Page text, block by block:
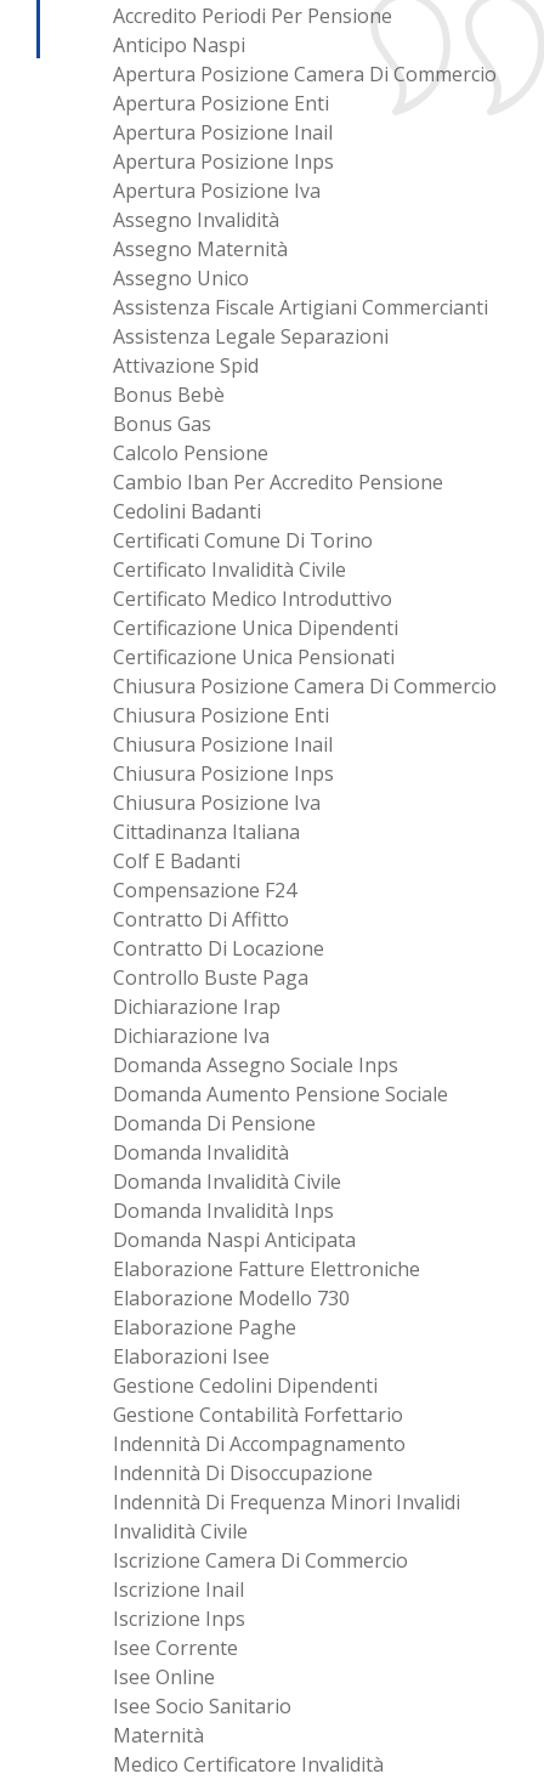
Accredito Periodi Per Pensione
Anticipo Naspi
Apertura Posizione Camera Di Commercio
Apertura Posizione Enti
Apertura Posizione Inail
Apertura Posizione Inps
Apertura Posizione Iva
Assegno Invalidità
Assegno Maternità
Assegno Unico
Assistenza Fiscale Artigiani Commercianti
Assistenza Legale Separazioni
Attivazione Spid
Bonus Bebè
Bonus Gas
Calcolo Pensione
Cambio Iban Per Accredito Pensione
Cedolini Badanti
Certificati Comune Di Torino
Certificato Invalidità Civile
Certificato Medico Introduttivo
Certificazione Unica Dipendenti
Certificazione Unica Pensionati
Chiusura Posizione Camera Di Commercio
Chiusura Posizione Enti
Chiusura Posizione Inail
Chiusura Posizione Inps
Chiusura Posizione Iva
Cittadinanza Italiana
Colf E Badanti
Compensazione F24
Contratto Di Affitto
Contratto Di Locazione
Controllo Buste Paga
Dichiarazione Irap
Dichiarazione Iva
Domanda Assegno Sociale Inps
Domanda Aumento Pensione Sociale
Domanda Di Pensione
Domanda Invalidità
Domanda Invalidità Civile
Domanda Invalidità Inps
Domanda Naspi Anticipata
Elaborazione Fatture Elettroniche
Elaborazione Modello 730
Elaborazione Paghe
Elaborazioni Isee
Gestione Cedolini Dipendenti
Gestione Contabilità Forfettario
Indennità Di Accompagnamento
Indennità Di Disoccupazione
Indennità Di Frequenza Minori Invalidi
Invalidità Civile
Iscrizione Camera Di Commercio
Iscrizione Inail
Iscrizione Inps
Isee Corrente
Isee Online
Isee Socio Sanitario
Maternità
Medico Certificatore Invalidità